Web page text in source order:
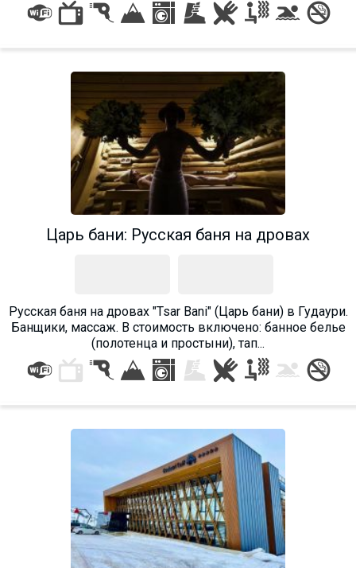
Царь бани: Русская баня на дровах
Русская баня на дровах "Tsar Bani" (Царь бани) в Гудаури.
Банщики, массаж. В стоимость включено: банное белье
(полотенца и простыни), тап...